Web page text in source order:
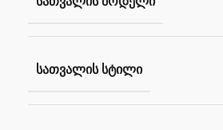
ᲡᲐᲗᲕᲐᲚᲘᲡ ᲡᲢᲘᲚᲘ